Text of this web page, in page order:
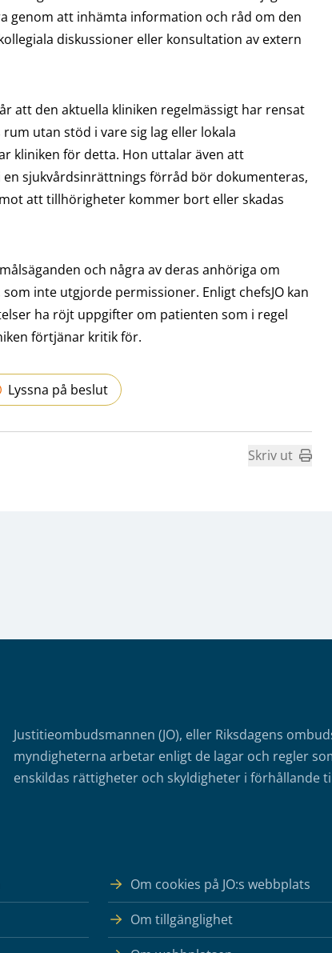
genom att inhämta information och råd om den
diskussioner eller konsultation av extern
att den aktuella kliniken regelmässigt har rensat
utan stöd i vare sig lag eller lokala
kliniken för detta. Hon uttalar även att
sjukvårdsinrättnings förråd bör dokumenteras,
att tillhörigheter kommer bort eller skadas
och några av deras anhöriga om
inte utgjorde permissioner. Enligt chefsJO kan
ha röjt uppgifter om patienten som i regel
förtjänar kritik för.
Lyssna på beslut
Skriv ut
Justitieombudsmannen (JO), eller Riksdagens
myndigheterna arbetar enligt de lagar och regler
enskildas rättigheter och skyldigheter i förhållande
Om cookies på JO:s webbplats
Om tillgänglighet